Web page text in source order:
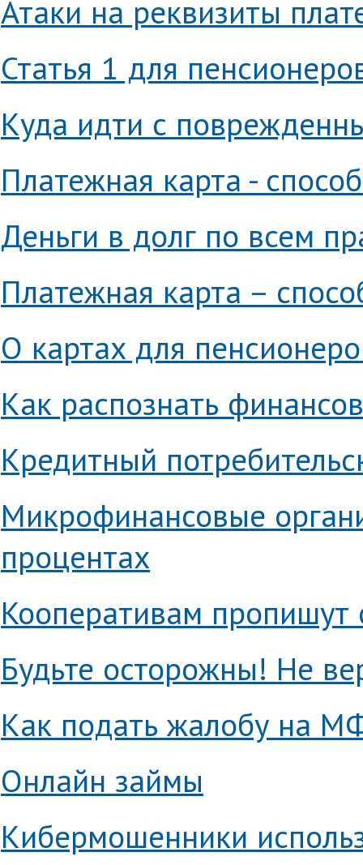
Атаки на реквизиты
Статья 1 для
Куда идти с
Платежная карта -
Деньги в долг по всем
Платежная карта –
О картах для
Как распознать
Кредитный
Микрофинансовые
процентах
Кооперативам пропишут
Будьте осторожны! Не
Как подать жалобу на
Онлайн займы
Кибермошенники